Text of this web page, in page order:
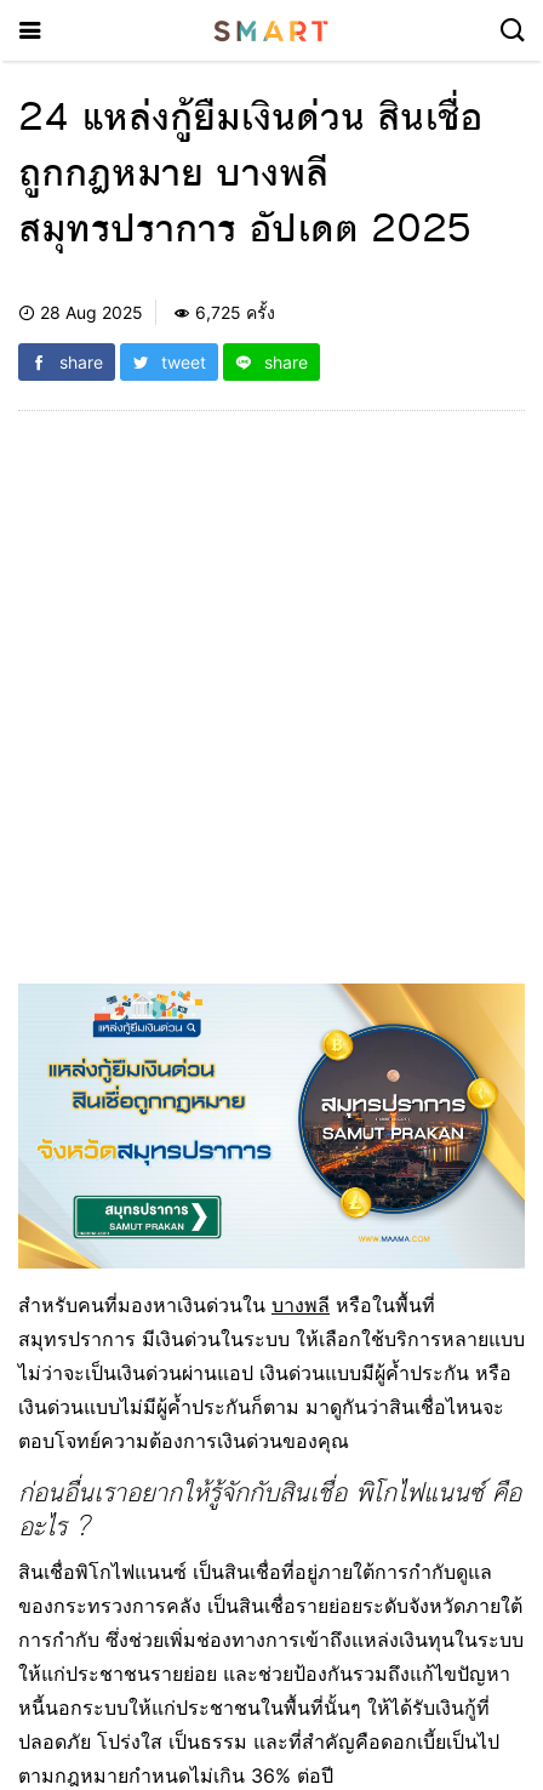
24 แหล่งกู้ยืมเงินด่วน สินเชื่อ
ถูกกฎหมาย บางพลี
สมุทรปราการ อัปเดต 2025
28 Aug 2025 6,725 ครั้ง
share tweet share
สำหรับคนที่มองหาเงินด่วนใน บางพลี หรือในพื้นที่
สมุทรปราการ มีเงินด่วนในระบบ ให้เลือกใช้บริการหลายแบบ
ไม่ว่าจะเป็นเงินด่วนผ่านแอป เงินด่วนแบบมีผู้ค้ำประกัน หรือ
เงินด่วนแบบไม่มีผู้ค้ำประกันก็ตาม มาดูกันว่าสินเชื่อไหนจะ
ตอบโจทย์ความต้องการเงินด่วนของคุณ
ก่อนอื่นเราอยากให้รู้จักกับสินเชื่อ พิโกไฟแนนซ์ คือ
อะไร ?
สินเชื่อพิโกไฟแนนซ์ เป็นสินเชื่อที่อยู่ภายใต้การกำกับดูแล
ของกระทรวงการคลัง เป็นสินเชื่อรายย่อยระดับจังหวัดภายใต้
การกำกับ ซึ่งช่วยเพิ่มช่องทางการเข้าถึงแหล่งเงินทุนในระบบ
ให้แก่ประชาชนรายย่อย และช่วยป้องกันรวมถึงแก้ไขปัญหา
หนี้นอกระบบให้แก่ประชาชนในพื้นที่นั้นๆ ให้ได้รับเงินกู้ที่
ปลอดภัย โปร่งใส เป็นธรรม และที่สำคัญคือดอกเบี้ยเป็นไป
ตามกฎหมายกำหนดไม่เกิน 36% ต่อปี